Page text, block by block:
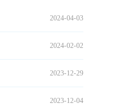
2024-04-03
2024-02-02
2023-12-29
2023-12-04